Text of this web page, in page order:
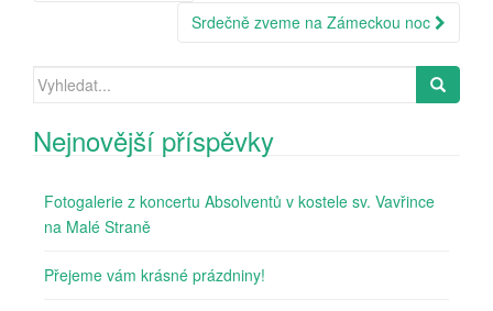
Srdečně zveme na Zámeckou noc
Search
Nejnovější příspěvky
Fotogalerie z koncertu Absolventů v kostele sv. Vavřince
na Malé Straně
Přejeme vám krásné prázdniny!